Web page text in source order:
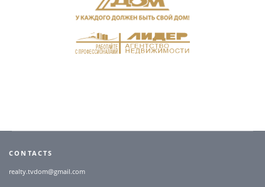
CONTACTS
realty.tvdom@gmail.com